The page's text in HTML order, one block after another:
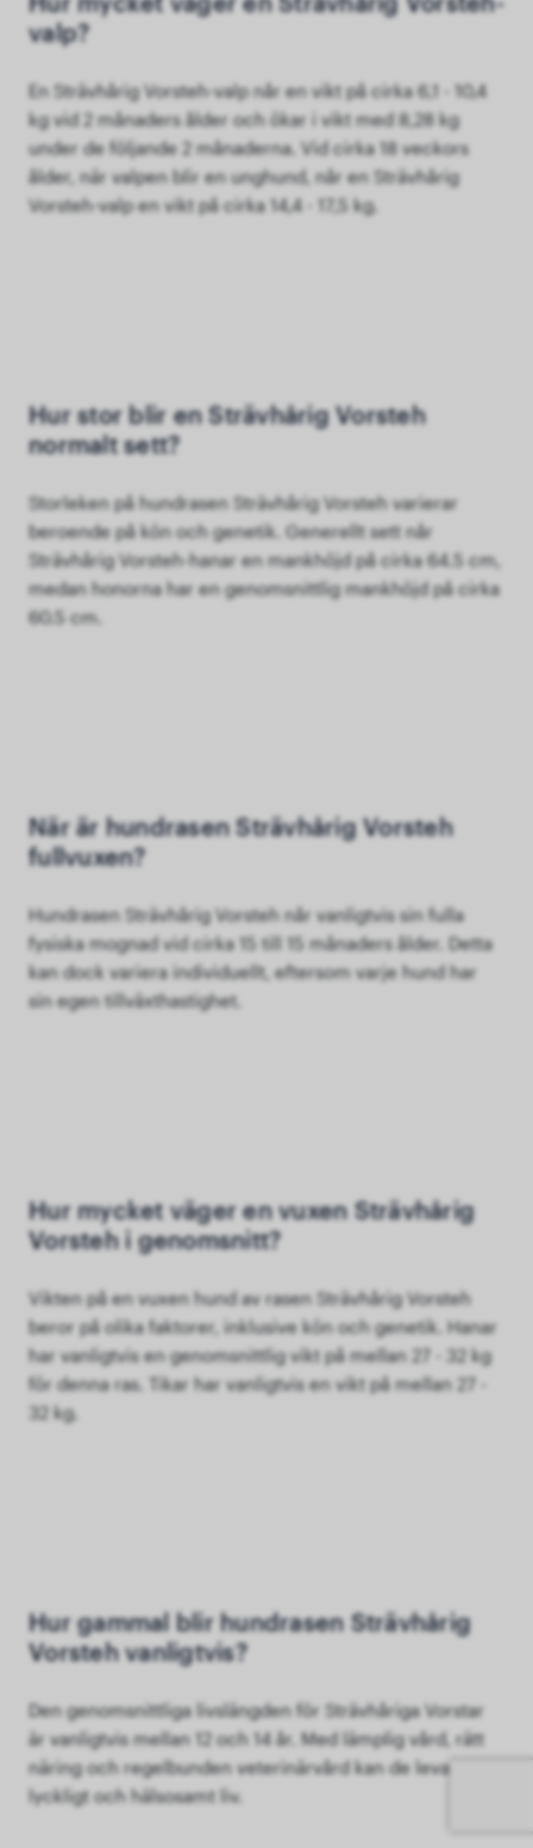
valp?
En Strävhårig Vorsteh-valp når en vikt på cirka 6,1 - 10,4
kg vid 2 månaders ålder och ökar i vikt med 8,28 kg
under de följande 2 månaderna. Vid cirka 18 veckors
ålder, när valpen blir en unghund, når en Strävhårig
Vorsteh-valp en vikt på cirka 14,4 - 17,5 kg.
Hur stor blir en Strävhårig Vorsteh
normalt sett?
Storleken på hundrasen Strävhårig Vorsteh varierar
beroende på kön och genetik. Generellt sett når
Strävhårig Vorsteh-hanar en mankhöjd på cirka 64.5 cm,
medan honorna har en genomsnittlig mankhöjd på cirka
60.5 cm.
När är hundrasen Strävhårig Vorsteh
fullvuxen?
Hundrasen Strävhårig Vorsteh når vanligtvis sin fulla
fysiska mognad vid cirka 15 till 15 månaders ålder. Detta
kan dock variera individuellt, eftersom varje hund har
sin egen tillväxthastighet.
Hur mycket väger en vuxen Strävhårig
Vorsteh i genomsnitt?
Vikten på en vuxen hund av rasen Strävhårig Vorsteh
beror på olika faktorer, inklusive kön och genetik. Hanar
har vanligtvis en genomsnittlig vikt på mellan 27 - 32 kg
för denna ras. Tikar har vanligtvis en vikt på mellan 27 -
32 kg.
Hur gammal blir hundrasen Strävhårig
Vorsteh vanligtvis?
Den genomsnittliga livslängden för Strävhåriga Vorstar
är vanligtvis mellan 12 och 14 år. Med lämplig vård, rätt
näring och regelbunden veterinärvård kan de leva ett
lyckligt och hälsosamt liv.